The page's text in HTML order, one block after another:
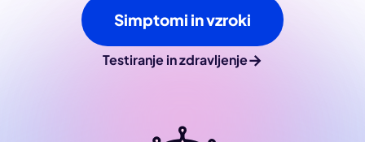
Simptomi in vzroki
Testiranje in zdravljenje→